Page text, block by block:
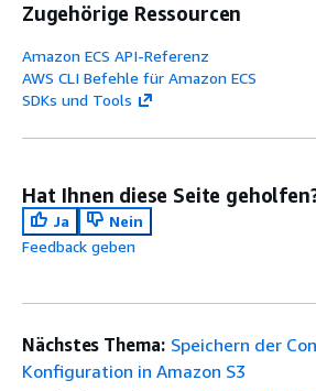
Zugehörige Ressourcen
Amazon ECS API-Referenz
AWS CLI Befehle für Amazon ECS
SDKs und Tools
Hat Ihnen diese Seite
Ja
Nein
Feedback geben
Nächstes Thema: Speichern der
Konfiguration in Amazon S3